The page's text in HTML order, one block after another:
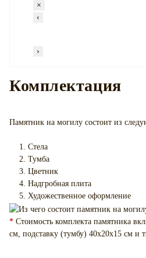
×
‹
›
Комплектация
Памятник на могилу состоит из
Стела
Тумба
Цветник
Надгробная плита
Художественное оформление
* Стоимость комплекта памятника
см, подставку (тумбу) 40х20х15 см и